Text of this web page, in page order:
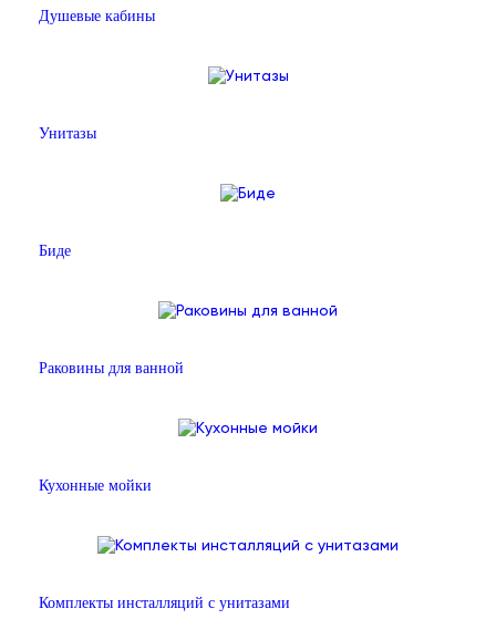
Душевые кабины
Унитазы
Биде
Раковины для ванной
Кухонные мойки
Комплекты инсталляций с унитазами